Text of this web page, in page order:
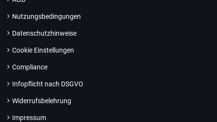
Nutzungsbedingungen
Datenschutzhinweise
Cookie Einstellungen
Compliance
Infopflicht nach DSGVO
Widerrufsbelehrung
Impressum